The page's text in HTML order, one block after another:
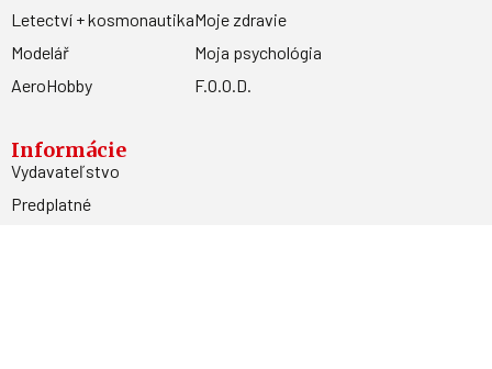
Letectví + kosmonautika
Modelář
AeroHobby
Moje zdravie
Moja psychológia
F.O.O.D.
Informácie
Vydavateľstvo
Predplatné